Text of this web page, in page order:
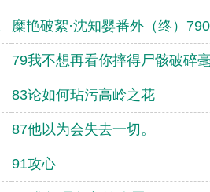
糜艳破絮·沈知婴番外（终）
79我不想再看你摔得尸骸破碎
83论如何玷污高岭之花
87他以为会失去一切。
91攻心